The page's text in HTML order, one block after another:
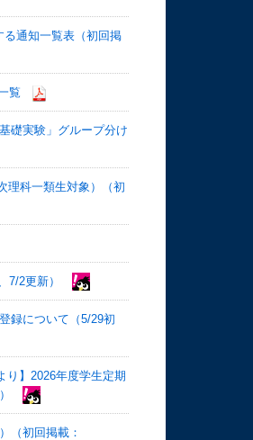
通知一覧表（初回掲
覧
礎実験」グループ分け
理科一類生対象）（初
7/2更新）
録について（5/29初
り】2026年度学生定期
（初回掲載：